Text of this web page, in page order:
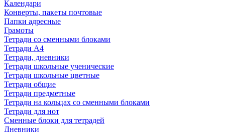
Календари
Конверты, пакеты почтовые
Папки адресные
Грамоты
Тетради со сменными блоками
Тетради А4
Тетради, дневники
Тетради школьные ученические
Тетради школьные цветные
Тетради общие
Тетради предметные
Тетради на кольцах со сменными блоками
Тетради для нот
Сменные блоки для тетрадей
Дневники